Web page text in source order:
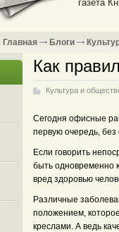
газета
Главная Блоги
Как
Культура и
Сегодня офисные
первую очередь,
Если говорить
быть одновременно
вред здоровью
Различные
положением,
креслами. А ведь